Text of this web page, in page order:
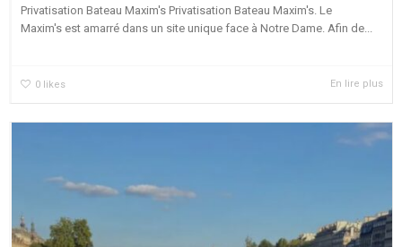
Privatisation Bateau Maxim's Privatisation Bateau Maxim's. Le
Maxim's est amarré dans un site unique face à Notre Dame. Afin de...
0 likes En lire plus